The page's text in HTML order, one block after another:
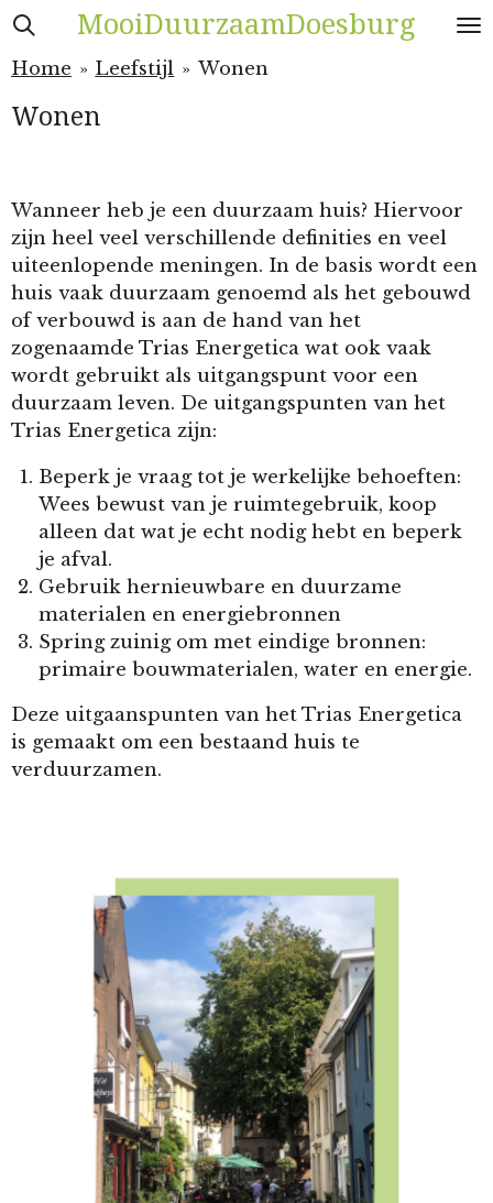
Ga
naar
de
MooiDuurzaamDoesburg
Home » Leefstijl » Wonen
Wonen
Wanneer heb je een duurzaam huis? Hiervoor
zijn heel veel verschillende definities en veel
uiteenlopende meningen. In de basis wordt een
huis vaak duurzaam genoemd als het gebouwd
of verbouwd is aan de hand van het
zogenaamde Trias Energetica wat ook vaak
wordt gebruikt als uitgangspunt voor een
duurzaam leven. De uitgangspunten van het
Trias Energetica zijn:
Beperk je vraag tot je werkelijke behoeften:
Wees bewust van je ruimtegebruik, koop
alleen dat wat je echt nodig hebt en beperk
je afval.
Gebruik hernieuwbare en duurzame
materialen en energiebronnen
Spring zuinig om met eindige bronnen:
primaire bouwmaterialen, water en energie.
Deze uitgaanspunten van het Trias Energetica
is gemaakt om een bestaand huis te
verduurzamen.